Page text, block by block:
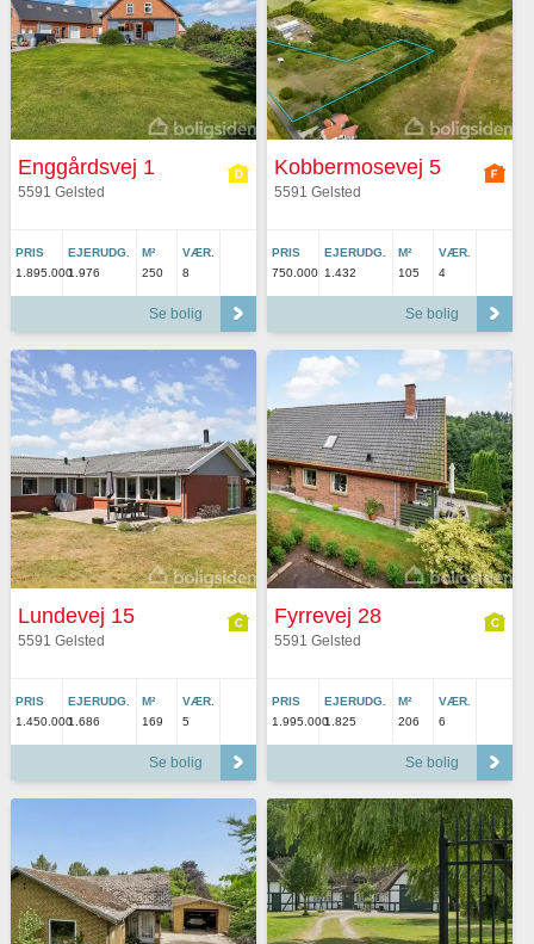
Enggårdsvej 1
5591 Gelsted
PRIS
1.895.000
EJERUDG.
1.976
M²
250
VÆR.
8
Se bolig
Kobbermosevej 5
5591 Gelsted
PRIS
750.000
EJERUDG.
1.432
M²
105
VÆR.
4
Se bolig
Lundevej 15
5591 Gelsted
PRIS
1.450.000
EJERUDG.
1.686
M²
169
VÆR.
5
Se bolig
Fyrrevej 28
5591 Gelsted
PRIS
1.995.000
EJERUDG.
1.825
M²
206
VÆR.
6
Se bolig